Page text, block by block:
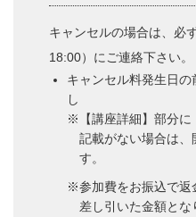
キャンセルの場合は、必
18:00）にご連絡下さい。
キャンセル料発生日
し
※【講座詳細】部分に
記載がない場合は、
す。
※参加費をお振込で返
差し引いた金額と